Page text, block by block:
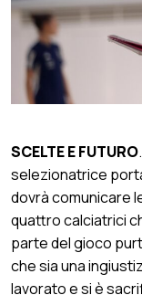
SCELTE E FUTURO
selezionatrice
dovrà comunicare
quattro calciatrici
parte del gioco
che sia una
lavorato e si è